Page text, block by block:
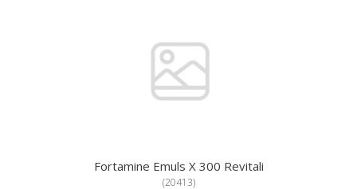
Fortamine Emuls X 300 Revitali
(20413)